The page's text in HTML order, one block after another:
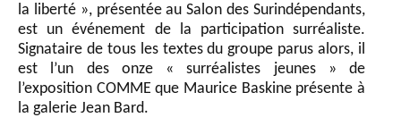
la liberté », présentée au Salon des Surindépendants,
est un événement de la participation surréaliste.
Signataire de tous les textes du groupe parus alors, il
est l’un des onze « surréalistes jeunes » de
l’exposition COMME que Maurice Baskine présente à
la galerie Jean Bard.